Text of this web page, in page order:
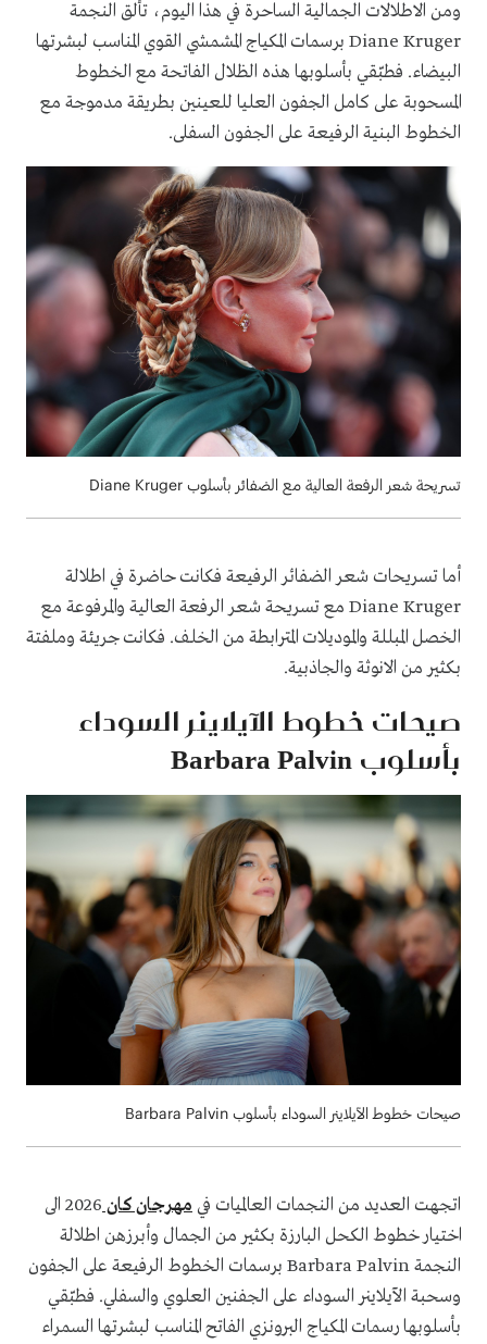
ومن الاطلالات الجمالية الساحرة في هذا اليوم، تألق النجمة
Diane Kruger برسمات المكياج المشمشي القوي المناسب لبشرتها
البيضاء. فطبّقي بأسلوبها هذه الظلال الفاتحة مع الخطوط
المسحوبة على كامل الجفون العليا للعينين بطريقة مدموجة مع
الخطوط البنية الرفيعة على الجفون السفلى.
تسريحة شعر الرفعة العالية مع الضفائر بأسلوب Diane Kruger
أما تسريحات شعر الضفائر الرفيعة فكانت حاضرة في اطلالة
Diane Kruger مع تسريحة شعر الرفعة العالية والمرفوعة مع
الخصل المبللة والموديلات المترابطة من الخلف. فكانت جريئة وملفتة
بكثير من الانوثة والجاذبية.
صيحات خطوط الآيلاينر السوداء
بأسلوب Barbara Palvin
صيحات خطوط الآيلاينر السوداء بأسلوب Barbara Palvin
اتجهت العديد من النجمات العالميات في مهرجان كان
2026 الى
اختيار خطوط الكحل البارزة بكثير من الجمال وأبرزهن اطلالة
النجمة Barbara Palvin برسمات الخطوط الرفيعة على الجفون
وسحبة الآيلاينر السوداء على الجفنين العلوي والسفلي. فطبّقي
بأسلوبها رسمات المكياج البرونزي الفاتح المناسب لبشرتها السمراء